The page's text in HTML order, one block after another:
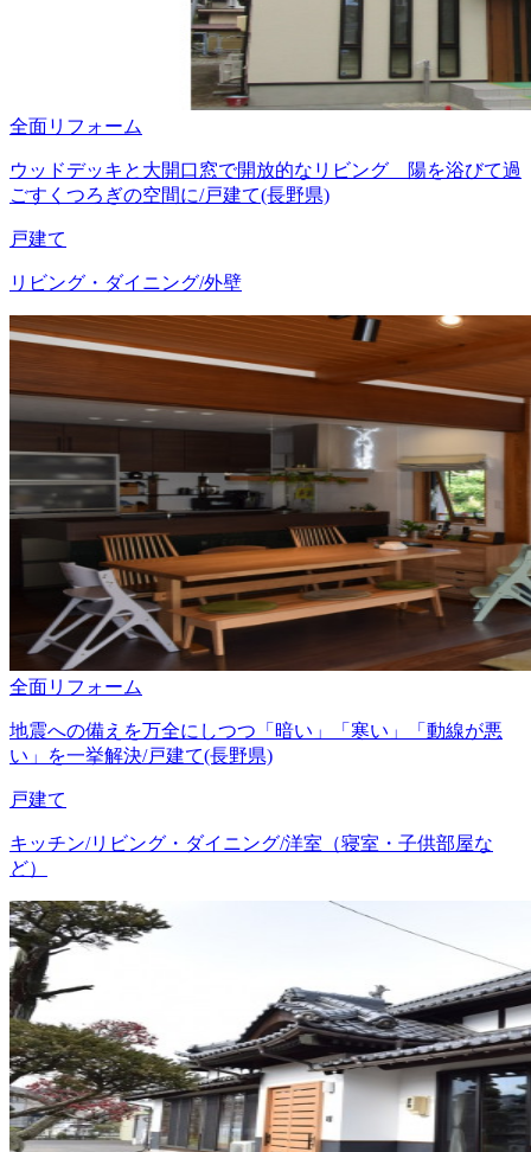
全面リフォーム
ウッドデッキと大開口窓で開放的なリビング 陽を浴びて過
ごすくつろぎの空間に/戸建て(長野県)
戸建て
リビング・ダイニング/外壁
全面リフォーム
地震への備えを万全にしつつ「暗い」「寒い」「動線が悪
い」を一挙解決/戸建て(長野県)
戸建て
キッチン/リビング・ダイニング/洋室（寝室・子供部屋な
ど）